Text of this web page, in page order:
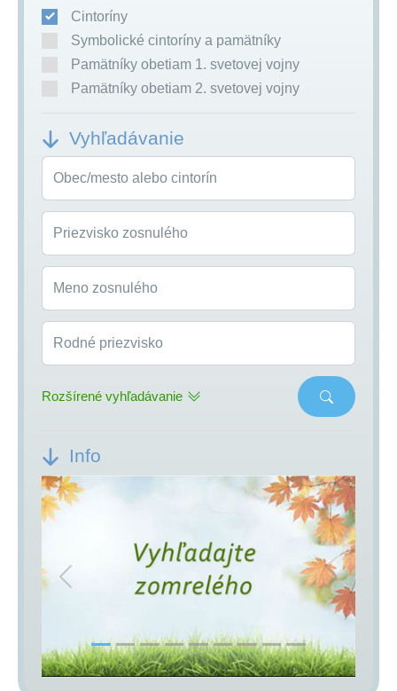
Cintoríny
Symbolické cintoríny a pamätníky
Pamätníky obetiam 1. svetovej vojny
Pamätníky obetiam 2. svetovej vojny
Vyhľadávanie
Obec/mesto alebo cintorín
Priezvisko zosnulého
Meno zosnulého
Rodné priezvisko
Rozšírené vyhľadávanie
Info
Previous Next